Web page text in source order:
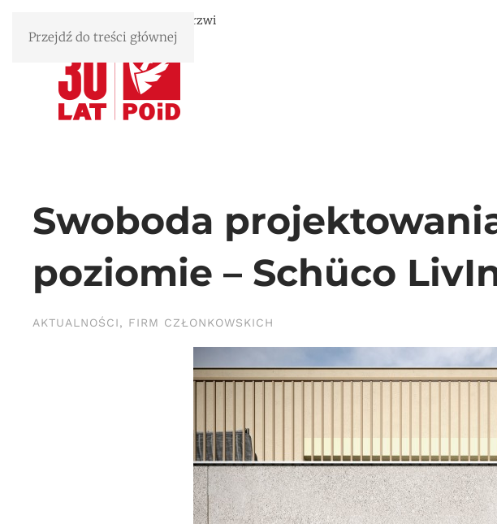
Przejdź do treści głównej
Związek Polskie Okna i Drzwi
Swoboda
poziomie – Schüco
AKTUALNOŚCI, FIRM CZŁONKOWSKICH